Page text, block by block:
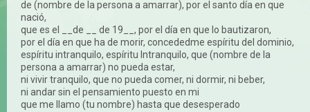
de (nombre de la persona a amarrar), por el santo día en que
nació,
que es el __de __ de 19__, por el día en que lo bautizaron,
por el día en que ha de morir, concededme espíritu del dominio,
espíritu intranquilo, espíritu Intranquilo, que (nombre de la
persona a amarrar) no pueda estar,
ni vivir tranquilo, que no pueda comer, ni dormir, ni beber,
ni andar sin el pensamiento puesto en mi
que me llamo (tu nombre) hasta que desesperado